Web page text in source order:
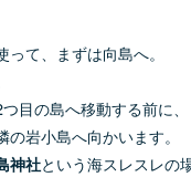
て、まずは向島へ。
目の島へ移動する前に、
岩小島へ向かいます。
神社という海スレスレの